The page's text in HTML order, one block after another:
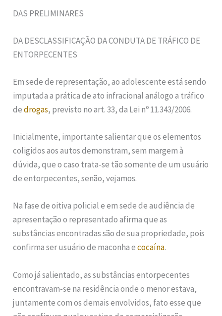
DAS PRELIMINARES
DA DESCLASSIFICAÇÃO DA CONDUTA DE TRÁFICO DE
ENTORPECENTES
Em sede de representação, ao adolescente está sendo
imputada a prática de ato infracional análogo a tráfico
dedrogas, previsto no art. 33, da Lei nº 11.343/2006.
Inicialmente, importante salientar que os elementos
coligidos aos autos demonstram, sem margem à
dúvida, que o caso trata-se tão somente de um usuário
de entorpecentes, senão, vejamos.
Na fase de oitiva policial e em sede de audiência de
apresentação o representado afirma que as
substâncias encontradas são de sua propriedade, pois
confirma ser usuário de maconha ecocaína.
Como já salientado, as substâncias entorpecentes
encontravam-se na residência onde o menor estava,
juntamente com os demais envolvidos, fato esse que